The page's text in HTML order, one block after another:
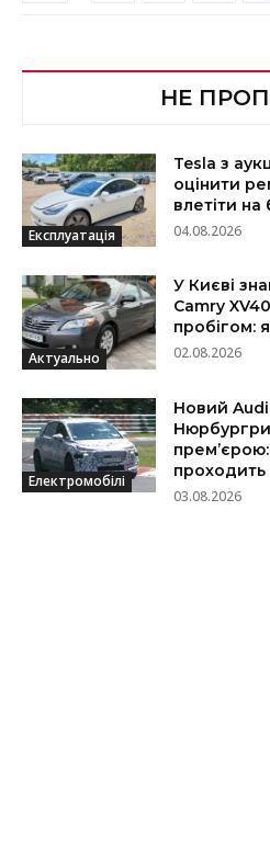
НЕ
Експлуатація
Tesla з
оцінити
влетіти
04.08.2026
Актуально
У Києві
Camry
пробігом:
02.08.2026
Електромобілі
Новий Audi
проходить
03.08.2026